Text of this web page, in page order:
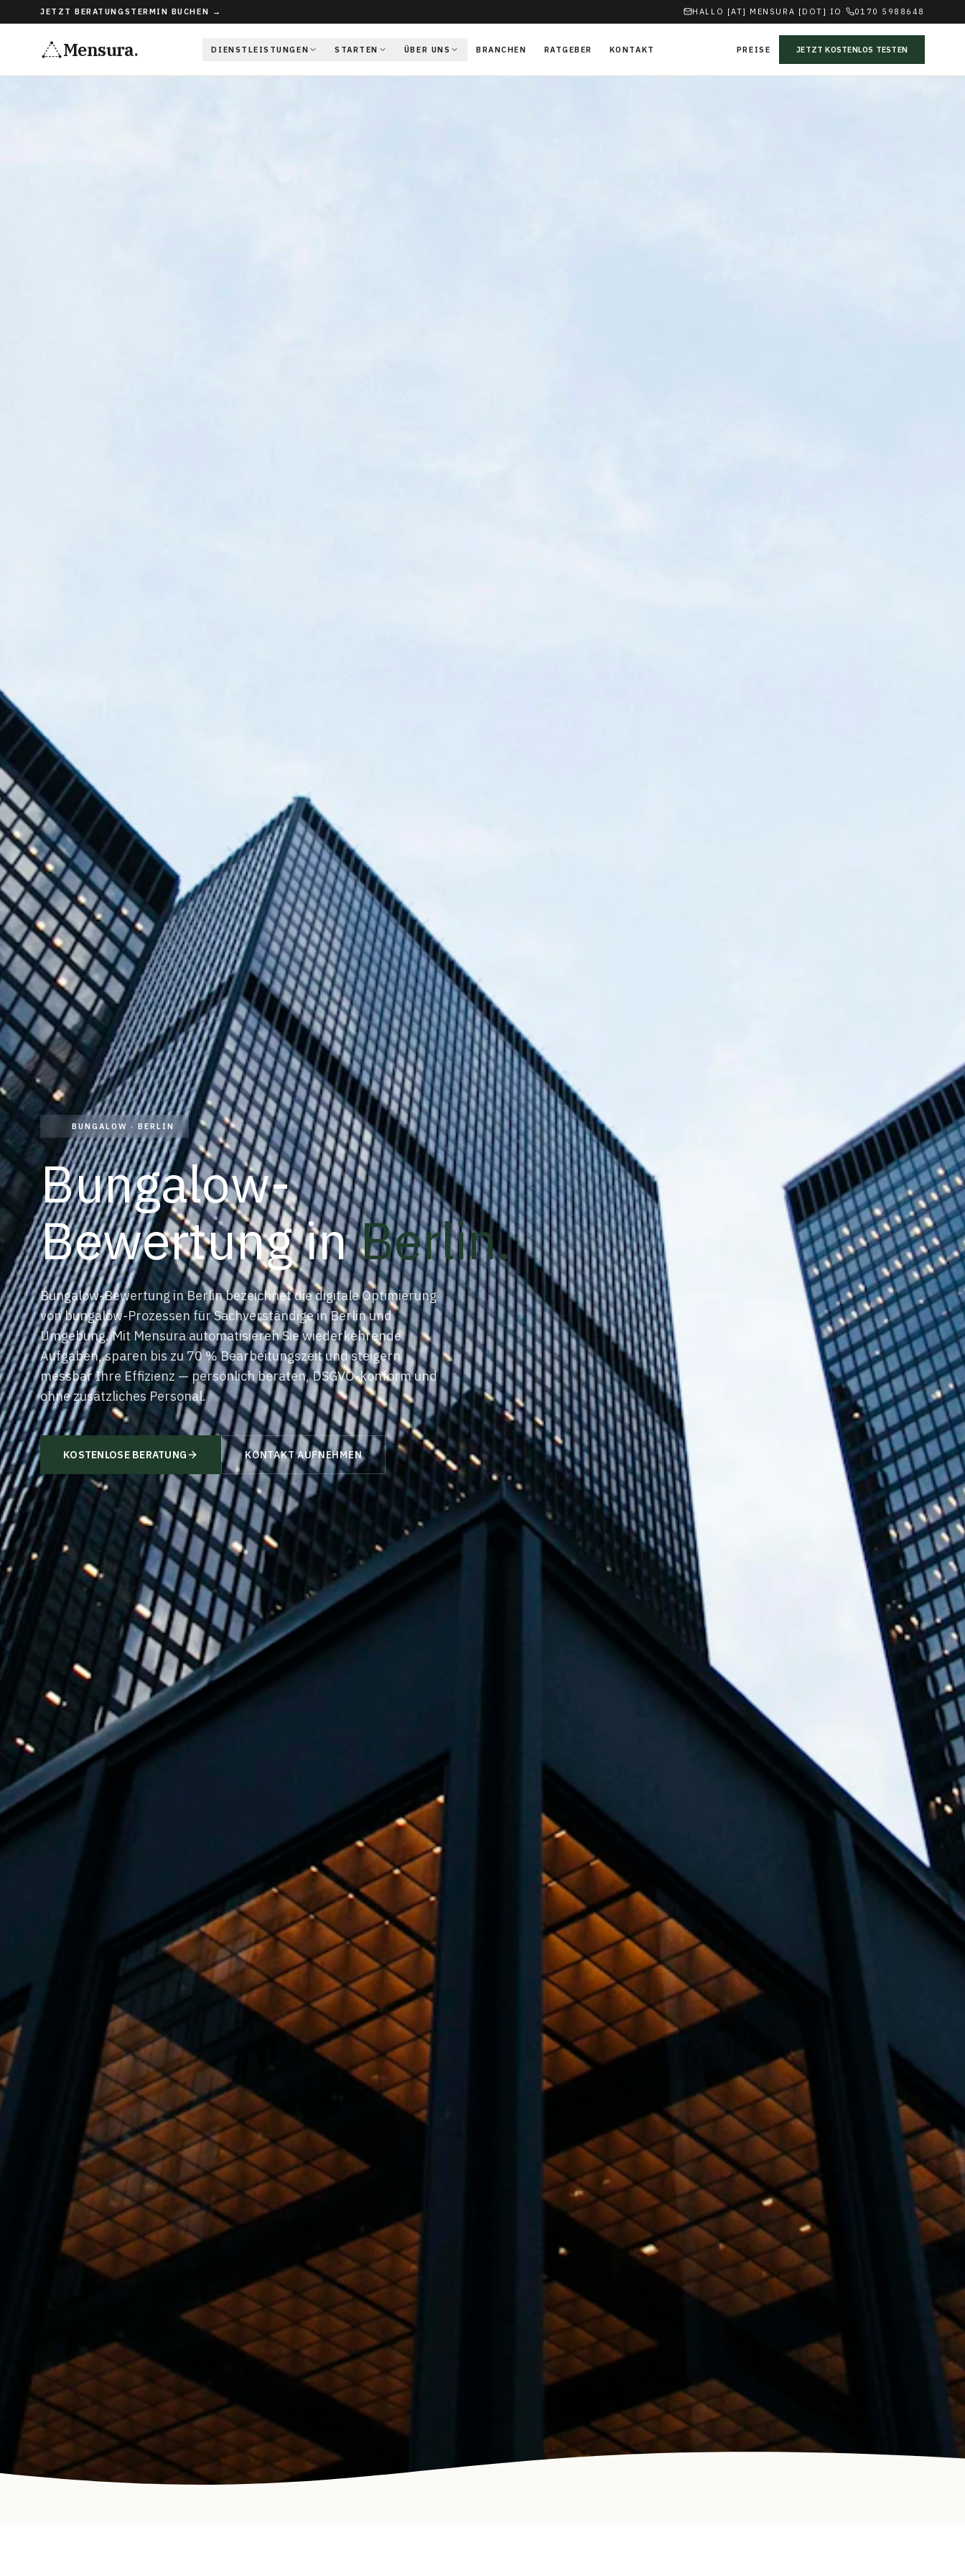
JETZT BERATUNGSTERMIN BUCHEN → HALLO [AT] MENSURA [DOT] IO · 0170 5988648
Mensura. DIENSTLEISTUNGEN STARTEN ÜBER UNS BRANCHEN RATGEBER KONTAKT PREISE JETZT KOSTENLOS TESTEN
BUNGALOW · BERLIN
Bungalow-
BewertunginBerlin.
Bungalow-Bewertung inBerlinbezeichnet die digitale Optimierung
vonbungalow-Prozessen für Sachverständige inBerlinund
Umgebung. MitMensura automatisieren Sie wiederkehrende
Aufgaben, sparen bis zu 70 % Bearbeitungszeit und steigern
messbar Ihre Effizienz — persönlich beraten, DSGVO-konform und
ohne zusätzliches Personal.
KOSTENLOSE BERATUNG KONTAKT AUFNEHMEN